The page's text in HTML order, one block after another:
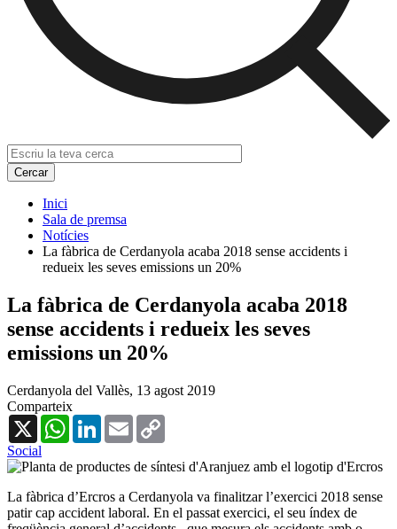
Inici
Sala de premsa
Notícies
La fàbrica de Cerdanyola acaba 2018 sense accidents i
redueix les seves emissions un 20%
La fàbrica de Cerdanyola acaba 2018
sense accidents i redueix les seves
emissions un 20%
Cerdanyola del Vallès, 13 agost 2019
Comparteix
X
WhatsAppLinkedInEmail
Social
La fàbrica d’Ercros a Cerdanyola va finalitzar l’exercici 2018 sense
patir cap accident laboral. En el passat exercici, el seu índex de